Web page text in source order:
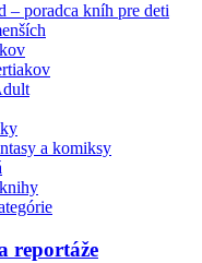
– poradca kníh pre deti
a komiksy
reportáže